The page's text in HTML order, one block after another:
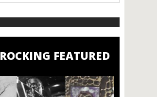
ROCKING FEATURED